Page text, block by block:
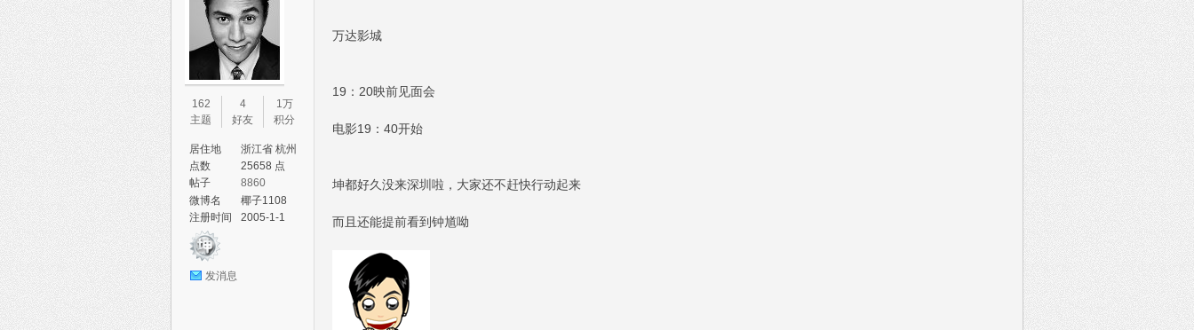
162
主题
4
好友
1万
积分
居住地
浙江省 杭州
市 西湖区
点数
25658 点
帖子
8860
微博名
椰子1108
注册时间
2005-1-1
发消息
万达影城
19：20映前见面会
电影19：40开始
坤都好久没来深圳啦，大家还不赶快行动起来
而且还能提前看到钟馗呦